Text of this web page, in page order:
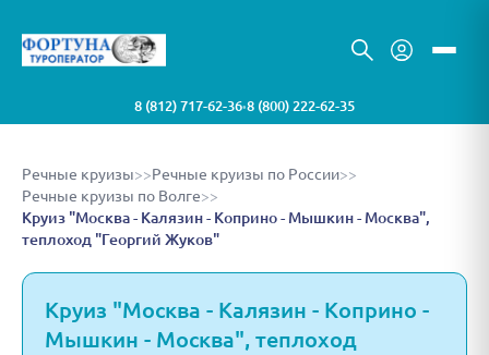
8 (812) 717-62-36•8 (800) 222-62-35
Речные круизы>>Речные круизы по России>>
Речные круизы по Волге>>
Круиз "Москва - Калязин - Коприно - Мышкин - Москва",
теплоход "Георгий Жуков"
Круиз "Москва - Калязин - Коприно -
Мышкин - Москва", теплоход